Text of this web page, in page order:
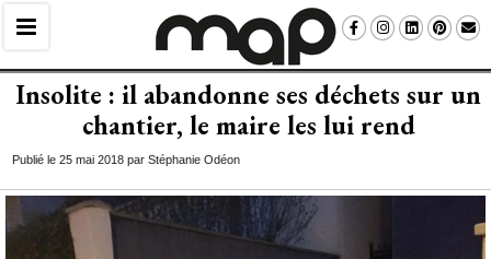
Insolite : il abandonne ses déchets sur un
chantier, le maire les lui rend
Publié le 25 mai 2018 par Stéphanie Odéon